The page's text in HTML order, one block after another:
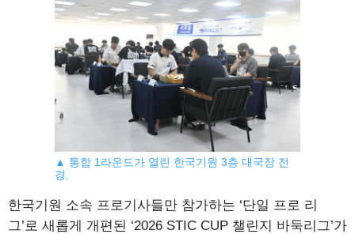
▲ 통합 1라운드가 열린 한국기원 3층 대국장 전
경.
한국기원 소속 프로기사들만 참가하는 ‘단일 프로 리
그’로 새롭게 개편된 ‘2026 STIC CUP 챌린지 바둑리그’가